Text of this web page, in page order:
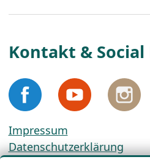
Kontakt & Social
Impressum
Datenschutzerklärung